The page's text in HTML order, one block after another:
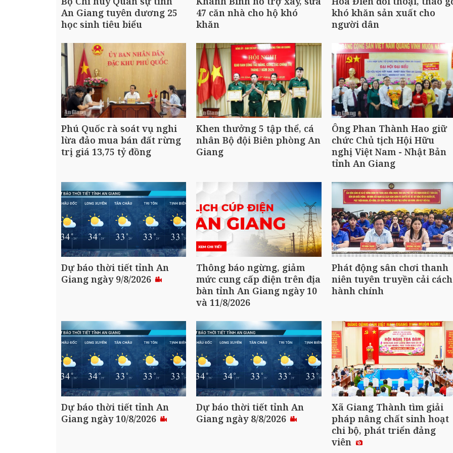
An Giang tuyên dương 25
học sinh tiêu biểu
47 căn nhà cho hộ khó
khăn
khó khăn sản xuất cho
người dân
Phú Quốc rà soát vụ nghi
lừa đảo mua bán đất rừng
trị giá 13,75 tỷ đồng
Khen thưởng 5 tập thể, cá
nhân Bộ đội Biên phòng An
Giang
Ông Phan Thành Hao giữ
chức Chủ tịch Hội Hữu
nghị Việt Nam - Nhật Bản
tỉnh An Giang
Dự báo thời tiết tỉnh An
Giang ngày 9/8/2026
Thông báo ngừng, giảm
mức cung cấp điện trên địa
bàn tỉnh An Giang ngày 10
và 11/8/2026
Phát động sân chơi thanh
niên tuyên truyền cải cách
hành chính
Dự báo thời tiết tỉnh An
Giang ngày 10/8/2026
Dự báo thời tiết tỉnh An
Giang ngày 8/8/2026
Xã Giang Thành tìm giải
pháp nâng chất sinh hoạt
chi bộ, phát triển đảng
viên